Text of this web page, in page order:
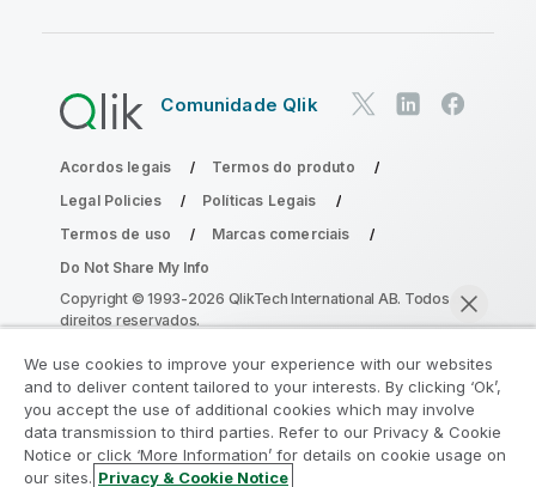
Comunidade Qlik
Acordos legais
Termos do produto
Legal Policies
Políticas Legais
Termos de uso
Marcas comerciais
Do Not Share My Info
Copyright © 1993-2026 QlikTech International AB. Todos os
direitos reservados.
Participe do Programa de Modernização
do Analytics
We use cookies to improve your experience with our websites
and to deliver content tailored to your interests. By clicking ‘Ok’,
you accept the use of additional cookies which may involve
data transmission to third parties. Refer to our Privacy & Cookie
Notice or click ‘More Information’ for details on cookie usage on
our sites. Privacy & Cookie Notice